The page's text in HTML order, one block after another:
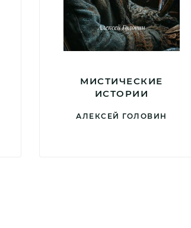
МИСТИЧЕСКИЕ
ИСТОРИИ
АЛЕКСЕЙ ГОЛОВИН